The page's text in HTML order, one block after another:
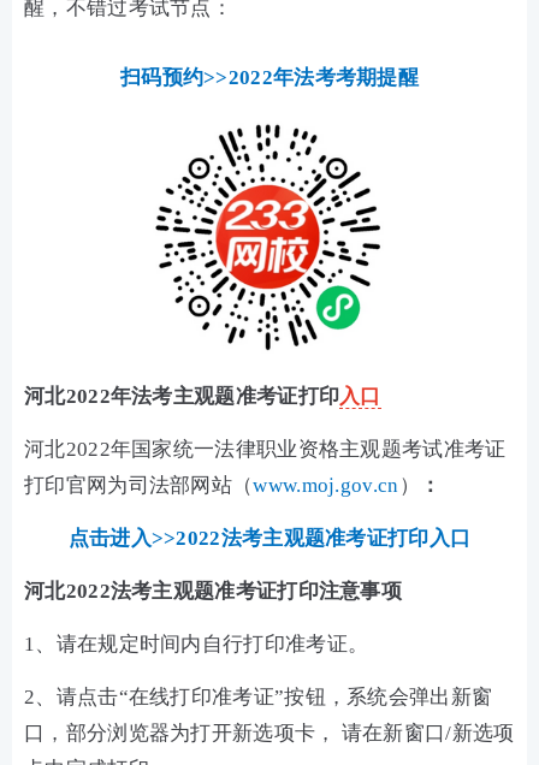
醒，不错过考试节点：
扫码预约>>2022年法考考期提醒
河北2022年法考主观题准考证打印入口
河北2022年国家统一法律职业资格主观题考试准考证
打印官网为司法部网站（www.moj.gov.cn） ：
点击进入>>2022法考主观题准考证打印入口
河北2022法考主观题准考证打印注意事项
1、请在规定时间内自行打印准考证。
2、请点击“在线打印准考证”按钮，系统会弹出新窗
口，部分浏览器为打开新选项卡， 请在新窗口/新选项